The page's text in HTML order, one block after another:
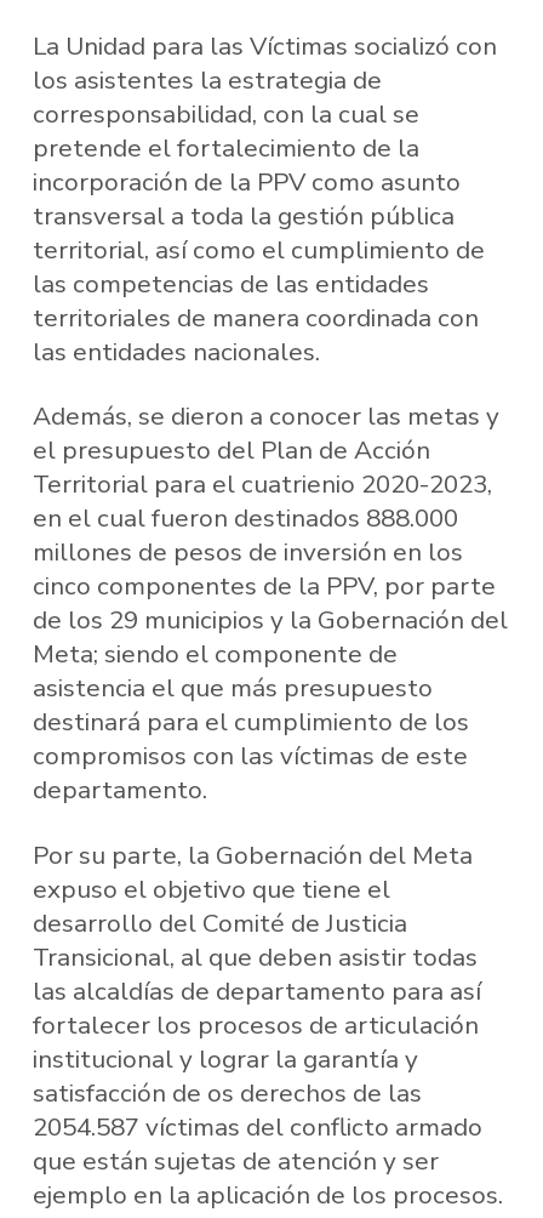
La Unidad para las Víctimas socializó con
los asistentes la estrategia de
corresponsabilidad, con la cual se
pretende el fortalecimiento de la
incorporación de la PPV como asunto
transversal a toda la gestión pública
territorial, así como el cumplimiento de
las competencias de las entidades
territoriales de manera coordinada con
las entidades nacionales.
Además, se dieron a conocer las metas y
el presupuesto del Plan de Acción
Territorial para el cuatrienio 2020-2023,
en el cual fueron destinados 888.000
millones de pesos de inversión en los
cinco componentes de la PPV, por parte
de los 29 municipios y la Gobernación del
Meta; siendo el componente de
asistencia el que más presupuesto
destinará para el cumplimiento de los
compromisos con las víctimas de este
departamento.
Por su parte, la Gobernación del Meta
expuso el objetivo que tiene el
desarrollo del Comité de Justicia
Transicional, al que deben asistir todas
las alcaldías de departamento para así
fortalecer los procesos de articulación
institucional y lograr la garantía y
satisfacción de os derechos de las
2054.587 víctimas del conflicto armado
que están sujetas de atención y ser
ejemplo en la aplicación de los procesos.